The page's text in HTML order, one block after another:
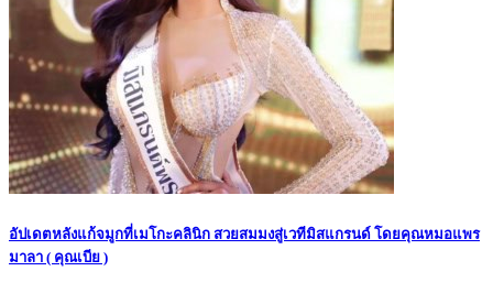
อัปเดตหลังแก้จมูกที่เมโกะคลินิก สวยสมมงสู่เวทีมิสแกรนด์ โดยคุณหมอแพร
มาลา ( คุณเบีย )